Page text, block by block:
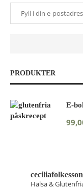
PRODUKTER
E-
ceciliafolkesson
Hälsa &